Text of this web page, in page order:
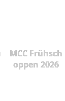
MCC Frühsch
oppen 2026